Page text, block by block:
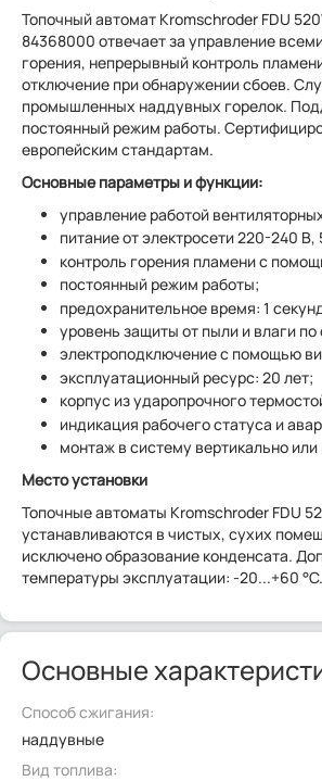
Топочный автомат Kromschroder FDU
84368000 отвечает за управление
горения, непрерывный контроль
отключение при обнаружении сбоев.
промышленных наддувных горелок.
постоянный режим работы.
европейским стандартам.
Основные параметры и функции:
управление работой
питание от электросети 220-240
контроль горения пламени с
постоянный режим работы;
предохранительное время: 1
уровень защиты от пыли и влаги по
электроподключение с помощью
эксплуатационный ресурс: 20 лет;
корпус из ударопрочного
индикация рабочего статуса и
монтаж в систему вертикально или
Место установки
Топочные автоматы Kromschroder FDU
устанавливаются в чистых, сухих
исключено образование конденсата.
температуры эксплуатации: -20...+60 °C.
Основные
Способ сжигания:
наддувные
Вид топлива: